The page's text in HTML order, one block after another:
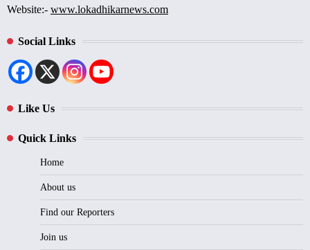
Website:- www.lokadhikarnews.com
Social Links
Like Us
Quick Links
Home
About us
Find our Reporters
Join us